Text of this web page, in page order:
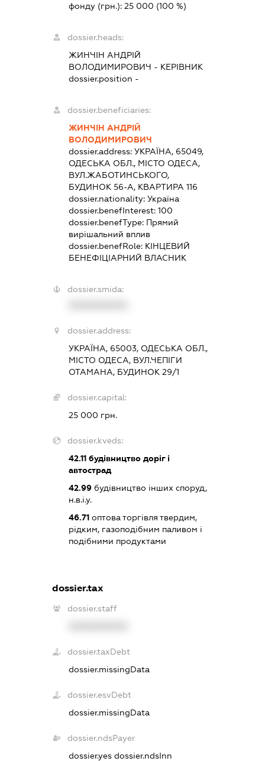
фонду (грн.): 25 000 (100 %)
dossier.heads:
ЖИНЧІН АНДРІЙ
ВОЛОДИМИРОВИЧ - КЕРІВНИК
dossier.position -
dossier.beneficiaries:
ЖИНЧІН АНДРІЙ
ВОЛОДИМИРОВИЧ
dossier.address: УКРАЇНА, 65049,
ОДЕСЬКА ОБЛ., МІСТО ОДЕСА,
ВУЛ.ЖАБОТИНСЬКОГО,
БУДИНОК 56-А, КВАРТИРА 116
dossier.nationality: Україна
dossier.benefInterest: 100
dossier.benefType: Прямий
вирішальний вплив
dossier.benefRole: КІНЦЕВИЙ
БЕНЕФІЦІАРНИЙ ВЛАСНИК
dossier.smida:
dossier.address:
УКРАЇНА, 65003, ОДЕСЬКА ОБЛ.,
МІСТО ОДЕСА, ВУЛ.ЧЕПІГИ
ОТАМАНА, БУДИНОК 29/1
dossier.capital:
25 000 грн.
dossier.kveds:
42.11будівництво доріг і
автострад
42.99будівництво інших споруд,
н.в.і.у.
46.71оптова торгівля твердим,
рідким, газоподібним паливом і
подібними продуктами
dossier.tax
dossier.staff
dossier.taxDebt
dossier.missingData
dossier.esvDebt
dossier.missingData
dossier.ndsPayer
dossier.yes dossier.ndsInn